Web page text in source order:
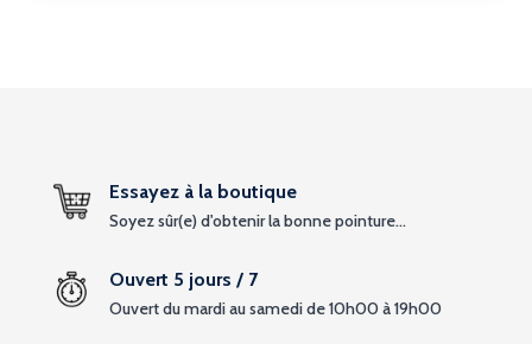
Essayez à la boutique
Soyez sûr(e) d'obtenir la bonne pointure...
Ouvert 5 jours / 7
Ouvert du mardi au samedi de 10h00 à 19h00